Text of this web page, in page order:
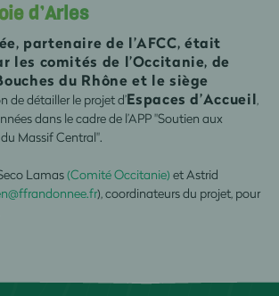
d’Arles
partenaire de l’AFCC, était
les comités de l’Occitanie, de
du Rhône et le siège
de détailler le projet d’Espaces d’Accueil,
dans le cadre de l’APP "Soutien aux
Massif Central".
Lamas(Comité Occitanie) et Astrid
), coordinateurs du projet, pour